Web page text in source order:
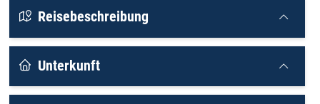
Reisebeschreibung
Unterkunft